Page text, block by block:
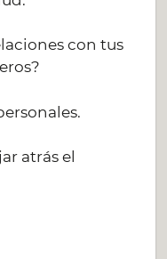
con tus
atrás el